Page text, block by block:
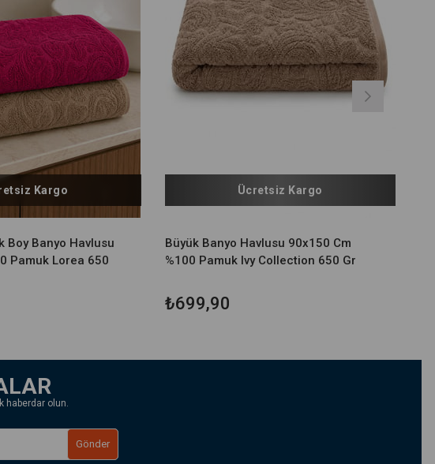
Boy Banyo Havlusu
Pamuk Lorea 650
Kargo
Büyük Banyo Havlusu 90x150 Cm
%100 Pamuk Ivy Collection 650 Gr
₺699,90
Ücretsiz Kargo
haberdar olun.
Gönder